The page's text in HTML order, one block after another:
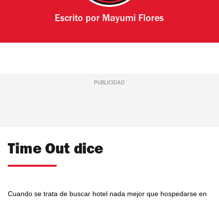
Escrito por Mayumi Flores
PUBLICIDAD
Time Out dice
Cuando se trata de buscar hotel nada mejor que hospedarse en